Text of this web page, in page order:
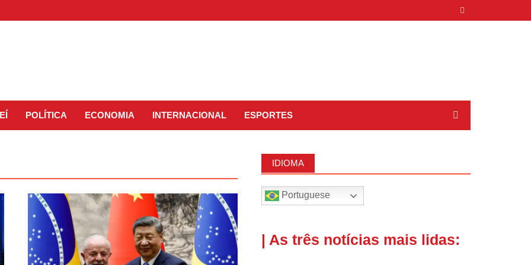
POLÍTICA ECONOMIA INTERNACIONAL ESPORTES
IDIOMA
Portuguese
| As três notícias mais lidas: